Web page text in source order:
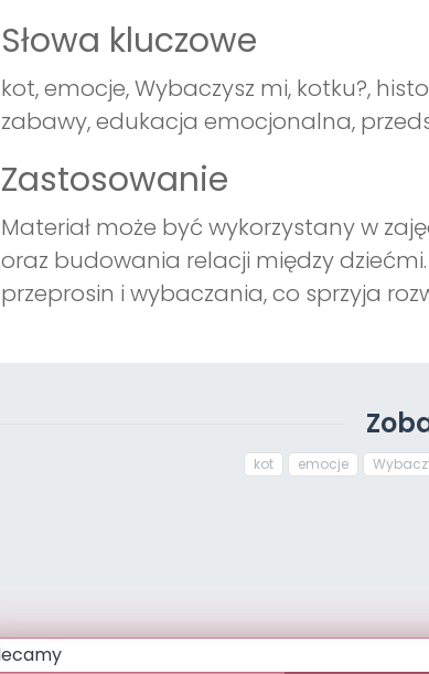
Słowa kluczowe
kot, emocje, Wybaczysz mi, kotku?,
zabawy, edukacja emocjonalna,
Zastosowanie
Materiał może być wykorzystany w
oraz budowania relacji między
przeprosin i wybaczania, co sprzyja
kot emocje